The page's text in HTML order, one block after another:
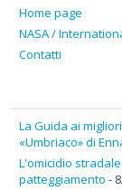
Home page
NASA /
Contatti
La Guida ai
«Umbriaco» di
L'omicidio
patteggiamento -